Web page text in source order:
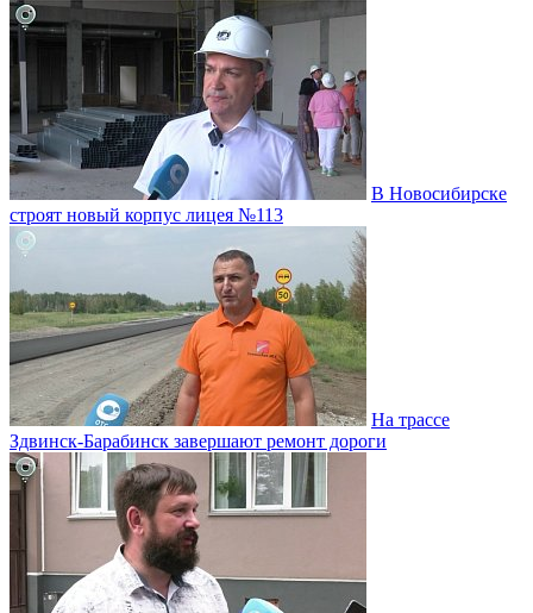
В Новосибирске
строят новый корпус лицея №113
На трассе
Здвинск-Барабинск завершают ремонт дороги